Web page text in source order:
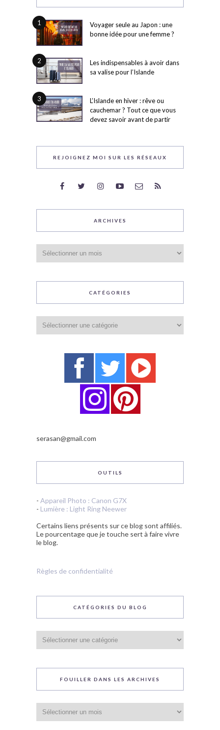
1
Voyager seule au Japon : une
bonne idée pour une femme ?
2
Les indispensables à avoir dans
sa valise pour l’Islande
3
L’Islande en hiver : rêve ou
cauchemar ? Tout ce que vous
devez savoir avant de partir
REJOIGNEZ MOI SUR LES RÉSEAUX
ARCHIVES
CATÉGORIES
serasan@gmail.com
OUTILS
- Appareil Photo : Canon G7X
- Lumière : Light Ring Neewer
Certains liens présents sur ce blog sont affiliés.
Le pourcentage que je touche sert à faire vivre
le blog.
Règles de confidentialité
CATÉGORIES DU BLOG
du
blog
FOUILLER DANS LES ARCHIVES
dans
les